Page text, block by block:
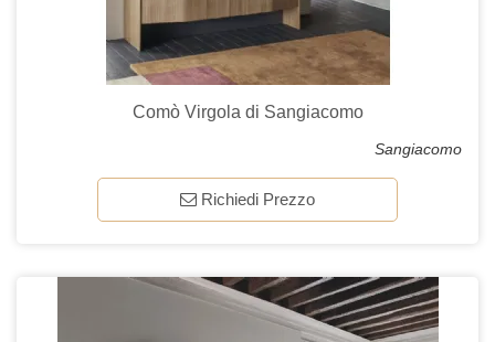
Comò Virgola di Sangiacomo
Sangiacomo
Richiedi Prezzo